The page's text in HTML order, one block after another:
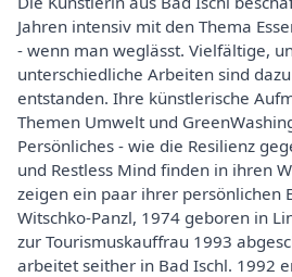
Jahren intensiv mit den Thema
- wenn man weglässt. Vielfältige,
unterschiedliche Arbeiten sind
entstanden. Ihre künstlerische
Themen Umwelt und
Persönliches - wie die Resilienz
und Restless Mind finden in ihren
zeigen ein paar ihrer persönlichen
Witschko-Panzl, 1974 geboren in
zur Tourismuskauffrau 1993
arbeitet seither in Bad Ischl. 1992